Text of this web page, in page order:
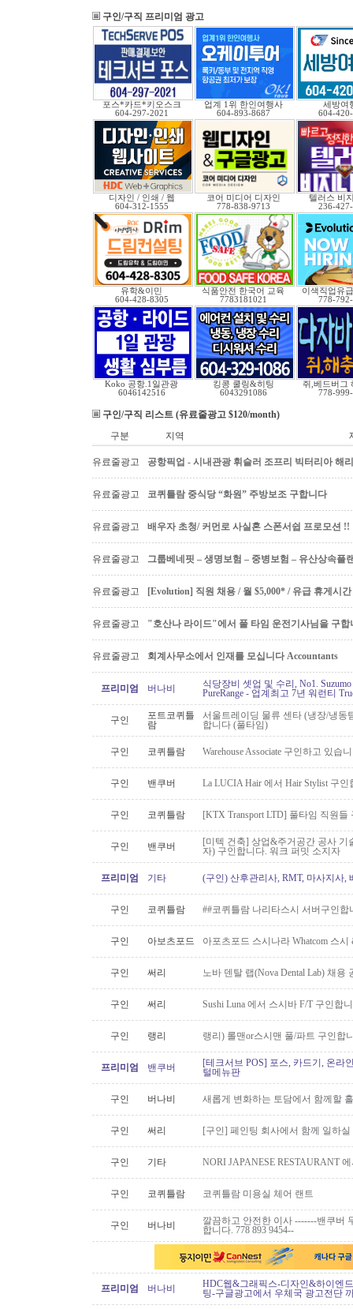
구인/구직 프리미엄 광고
포스*카드*키오스크
604-297-2021
업계 1위 한인여행사
604-893-8687
세방여
604-
디자인 / 인쇄 / 웹
604-312-1555
코어 미디어 디자인
778-838-9713
텔러스 비
236-
유학&이민
604-428-8305
식품안전 한국어 교육
7783181021
이색직업유
778-
Koko 공항.1일관광
6046142516
킹콩 쿨링&히팅
6043291086
쥐,베드버그
778-
구인/구직 리스트 (유료줄광고 $120/month)
구분
지역
유료줄광고 공항픽업 - 시내관광 휘슬러 조프리 빅터리아 해
유료줄광고 코퀴틀람 중식당 “화원” 주방보조 구합니다
유료줄광고 배우자 초청/ 커먼로 사실혼 스폰서쉽 프로모션 !!
유료줄광고 그룹베네핏 – 생명보험 – 중병보험 – 유산상속플
유료줄광고 [Evolution] 직원 채용 / 월 $5,000* / 유급 휴게시
유료줄광고 "호산나 라이드"에서 풀 타임 운전기사님을 구합
유료줄광고 회계사무소에서 인재를 모십니다 Accountants
프리미엄 버나비
식당장비 셋업 및 수리, No1.
PureRange - 업계최고 7년 워런티
구인
포트코퀴틀
람
서울트레이딩 물류 센타 (냉장/냉동
합니다 (풀타임)
구인 코퀴틀람 Warehouse Associate 구인하고 있습
구인 밴쿠버 La LUCIA Hair 에서 Hair Stylist 구인
구인 코퀴틀람 [KTX Transport LTD] 풀타임 직원
구인 밴쿠버
[미텍 건축] 상업&주거공간 공사
자) 구인합니다. 워크 퍼밋 소지자
프리미엄 기타 (구인) 산후관리사, RMT, 마사지사,
구인 코퀴틀람 ##코퀴틀람 나리타스시 서버구인합
구인 아보츠포드 아포츠포드 스시나라 Whatcom 스
구인 써리 노바 덴탈 랩(Nova Dental Lab) 채용
구인 써리 Sushi Luna 에서 스시바 F/T 구인합
구인 랭리 랭리) 롤맨or스시맨 풀/파트 구인합
프리미엄 밴쿠버
[테크서브 POS] 포스, 카드기, 온라
털메뉴판
구인 버나비 새롭게 변화하는 토담에서 함께할
구인 써리 [구인] 페인팅 회사에서 함께 일하
구인 기타 NORI JAPANESE RESTAURANT
구인 코퀴틀람 코퀴틀람 미용실 체어 랜트
구인 버나비
깔끔하고 안전한 이사 -------밴쿠버
합니다. 778 893 9454--
프리미엄 버나비
HDC웹&그래픽스-디자인&하이엔
팅-구글광고에서 우체국 광고전단